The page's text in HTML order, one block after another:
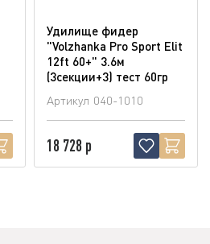
Удилище фидер
"Volzhanka Pro Sport Elit
12ft 60+" 3.6м
(3секции+3) тест 60гр
Артикул 040-1010
18 728 р